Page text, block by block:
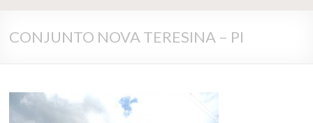
CONJUNTO NOVA TERESINA – PI